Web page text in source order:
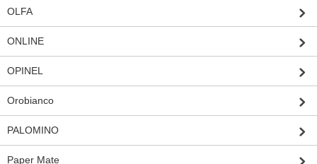
OLFA
ONLINE
OPINEL
Orobianco
PALOMINO
Paper Mate